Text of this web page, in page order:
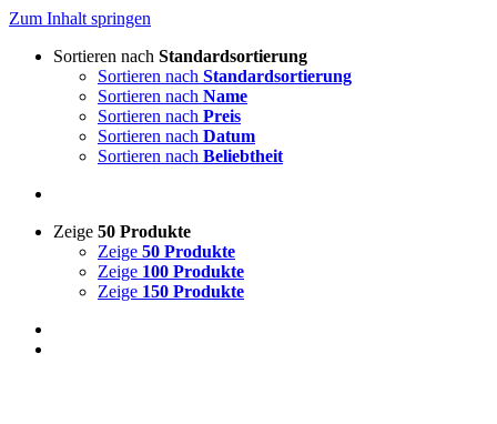
Zum Inhalt springen
Sortieren nach Standardsortierung
Sortieren nach Standardsortierung
Sortieren nach Name
Sortieren nach Preis
Sortieren nach Datum
Sortieren nach Beliebtheit
Zeige 50 Produkte
Zeige 50 Produkte
Zeige 100 Produkte
Zeige 150 Produkte